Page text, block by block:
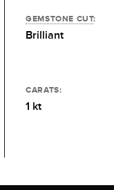
GEMSTONE CUT:
Brilliant
CARATS:
1 kt